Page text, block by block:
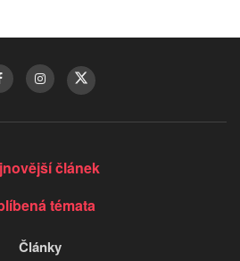
článek
témata
Články